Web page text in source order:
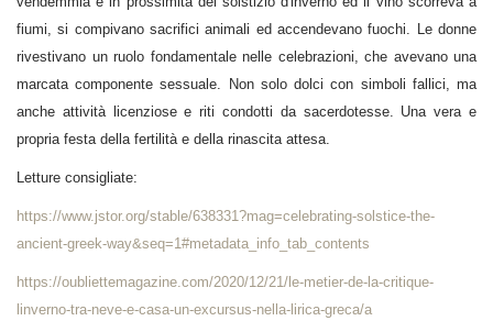
fiumi, si compivano sacrifici animali ed accendevano fuochi. Le donne
rivestivano un ruolo fondamentale nelle celebrazioni, che avevano una
marcata componente sessuale. Non solo dolci con simboli fallici, ma
anche attività licenziose e riti condotti da sacerdotesse. Una vera e
propria festa della fertilità e della rinascita attesa.
Letture consigliate:
https://www.jstor.org/stable/638331?mag=celebrating-solstice-the-
ancient-greek-way&seq=1#metadata_info_tab_contents
https://oubliettemagazine.com/2020/12/21/le-metier-de-la-critique-
linverno-tra-neve-e-casa-un-excursus-nella-lirica-greca/a